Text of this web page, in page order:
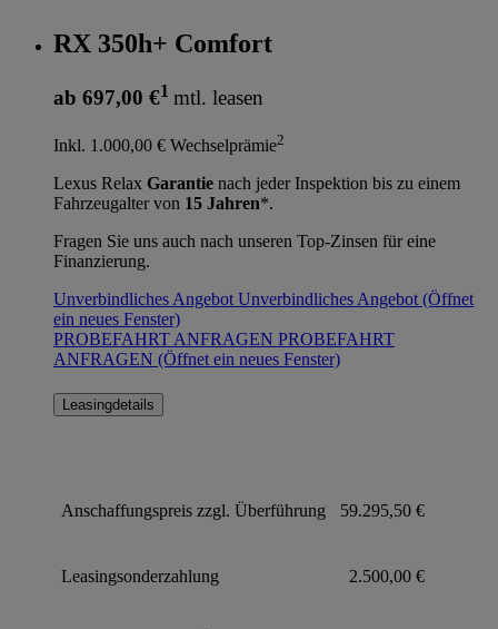
RX 350h+ Comfort
ab 697,00 €1 mtl. leasen
Inkl. 1.000,00 € Wechselprämie2
Lexus Relax Garantie nach jeder Inspektion bis zu einem
Fahrzeugalter von 15 Jahren*.
Fragen Sie uns auch nach unseren Top-Zinsen für eine
Finanzierung.
Unverbindliches Angebot Unverbindliches Angebot (Öffnet
ein neues Fenster)
PROBEFAHRT ANFRAGEN PROBEFAHRT
ANFRAGEN (Öffnet ein neues Fenster)
Leasingdetails
Anschaffungspreis zzgl. Überführung 59.295,50 €
Leasingsonderzahlung 2.500,00 €